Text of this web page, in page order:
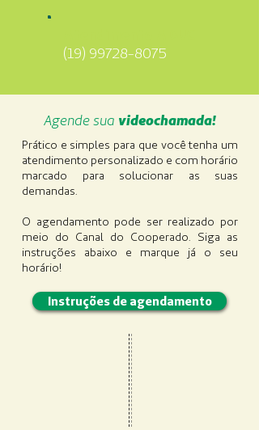
(19) 99728-8075
Agende sua videochamada!
Prático e simples para que você tenha um
atendimento personalizado e com horário
marcado para solucionar as suas
demandas.
O agendamento pode ser realizado por
meio do Canal do Cooperado. Siga as
instruções abaixo e marque já o seu
horário!
Instruções de agendamento